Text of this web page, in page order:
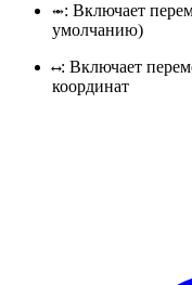
⥈: Включает
умолчанию)
⟷: Включает
координат